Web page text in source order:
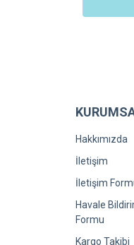
Hakkımızda
İletişim
İletişim
Havale
Formu
Kargo Takibi